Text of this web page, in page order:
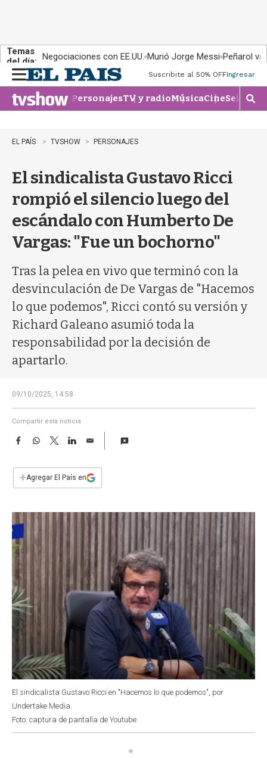
Temas
del día: Negociaciones con EE.UU. Murió Jorge Messi Peñarol
n
u
Suscribite al 50% OFFIngresar
PersonajesTV y radioMúsicaCineSeries
M
o
EL PAÍS TVSHOW PERSONAJES
El sindicalista Gustavo Ricci
rompió el silencio luego del
escándalo con Humberto De
Vargas: "Fue un bochorno"
Tras la pelea en vivo que terminó con la
desvinculación de De Vargas de "Hacemos
lo que podemos", Ricci contó su versión y
Richard Galeano asumió toda la
responsabilidad por la decisión de
apartarlo.
09/10/2025, 14:58
Compartir esta noticia
F
e
b
k
W
s
T
w
t
L
E
i
l
+Agregar El País en
El sindicalista Gustavo Ricci en "Hacemos lo que podemos", por
Undertake Media.
Foto: captura de pantalla de Youtube